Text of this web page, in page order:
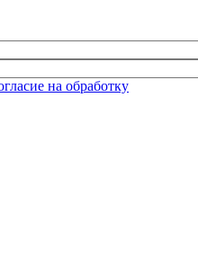
на обработку